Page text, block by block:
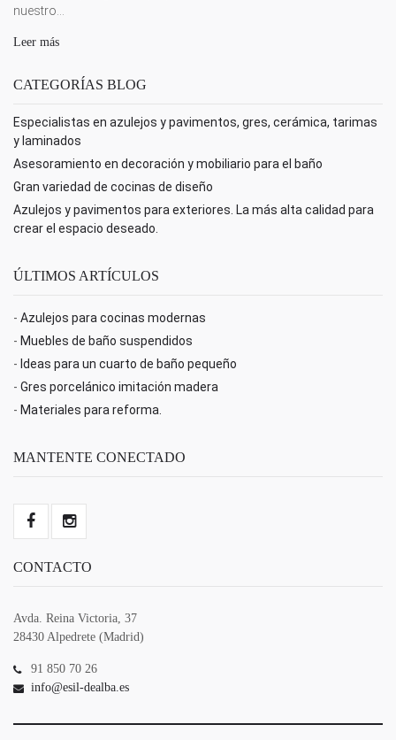
nuestro...
Leer más
CATEGORÍAS BLOG
Especialistas en azulejos y pavimentos, gres, cerámica, tarimas
y laminados
Asesoramiento en decoración y mobiliario para el baño
Gran variedad de cocinas de diseño
Azulejos y pavimentos para exteriores. La más alta calidad para
crear el espacio deseado.
ÚLTIMOS ARTÍCULOS
- Azulejos para cocinas modernas
- Muebles de baño suspendidos
- Ideas para un cuarto de baño pequeño
- Gres porcelánico imitación madera
- Materiales para reforma.
MANTENTE CONECTADO
CONTACTO
Avda. Reina Victoria, 37
28430 Alpedrete (Madrid)
91 850 70 26
info@esil-dealba.es